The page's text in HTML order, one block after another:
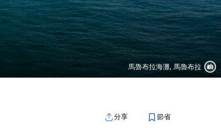
馬魯布拉海灘, 馬魯布拉
分享 節省